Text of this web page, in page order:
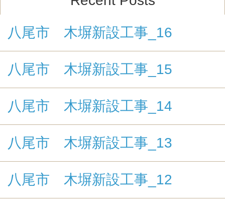
八尾市 木塀新設工事_16
八尾市 木塀新設工事_15
八尾市 木塀新設工事_14
八尾市 木塀新設工事_13
八尾市 木塀新設工事_12